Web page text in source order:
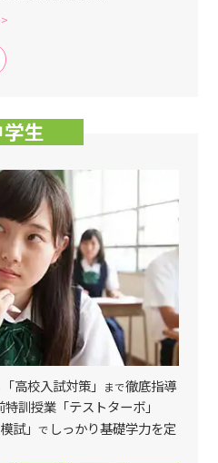
生
「高校入試対策」 まで徹底指導
訓授業「テストターボ」
試」 で しっかり基礎学力を定